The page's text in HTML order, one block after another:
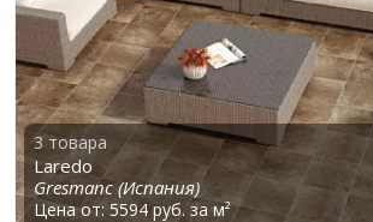
3 товара
Laredo
Gresmanc (Испания)
Цена от: 5594 руб. за м²